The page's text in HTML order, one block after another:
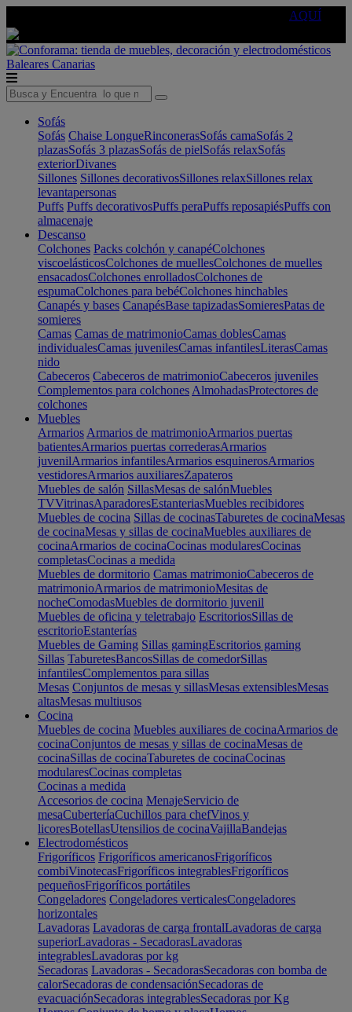
AQUÍ
Baleares Canarias
Sofás
Sofás Chaise LongueRinconerasSofás camaSofás 2
plazasSofás 3 plazasSofás de pielSofás relaxSofás
exteriorDivanes
Sillones Sillones decorativosSillones relaxSillones relax
levantapersonas
Puffs Puffs decorativosPuffs peraPuffs reposapiésPuffs con
almacenaje
Descanso
Colchones Packs colchón y canapéColchones
viscoelásticosColchones de muellesColchones de muelles
ensacadosColchones enrolladosColchones de
espumaColchones para bebéColchones hinchables
Canapés y bases CanapésBase tapizadasSomieresPatas de
somieres
Camas Camas de matrimonioCamas doblesCamas
individualesCamas juvenilesCamas infantilesLiterasCamas
nido
Cabeceros Cabeceros de matrimonioCabeceros juveniles
Complementos para colchones AlmohadasProtectores de
colchones
Muebles
Armarios Armarios de matrimonioArmarios puertas
batientesArmarios puertas correderasArmarios
juvenilArmarios infantilesArmarios esquinerosArmarios
vestidoresArmarios auxiliaresZapateros
Muebles de salón SillasMesas de salónMuebles
TVVitrinasAparadoresEstanteriasMuebles recibidores
Muebles de cocina Sillas de cocinasTaburetes de cocinaMesas
de cocinaMesas y sillas de cocinaMuebles auxiliares de
cocinaArmarios de cocinaCocinas modularesCocinas
completasCocinas a medida
Muebles de dormitorio Camas matrimonioCabeceros de
matrimonioArmarios de matrimonioMesitas de
nocheComodasMuebles de dormitorio juvenil
Muebles de oficina y teletrabajo EscritoriosSillas de
escritorioEstanterías
Muebles de Gaming Sillas gamingEscritorios gaming
Sillas TaburetesBancosSillas de comedorSillas
infantilesComplementos para sillas
Mesas Conjuntos de mesas y sillasMesas extensiblesMesas
altasMesas multiusos
Cocina
Muebles de cocina Muebles auxiliares de cocinaArmarios de
cocinaConjuntos de mesas y sillas de cocinaMesas de
cocinaSillas de cocinaTaburetes de cocinaCocinas
modularesCocinas completas
Cocinas a medida
Accesorios de cocina MenajeServicio de
mesaCuberteríaCuchillos para chefVinos y
licoresBotellasUtensilios de cocinaVajillaBandejas
Electrodomésticos
Frigoríficos Frigoríficos americanosFrigoríficos
combiVinotecasFrigoríficos integrablesFrigoríficos
pequeñosFrigoríficos portátiles
Congeladores Congeladores verticalesCongeladores
horizontales
Lavadoras Lavadoras de carga frontalLavadoras de carga
superiorLavadoras - SecadorasLavadoras
integrablesLavadoras por kg
Secadoras Lavadoras - SecadorasSecadoras con bomba de
calorSecadoras de condensaciónSecadoras de
evacuaciónSecadoras integrablesSecadoras por Kg